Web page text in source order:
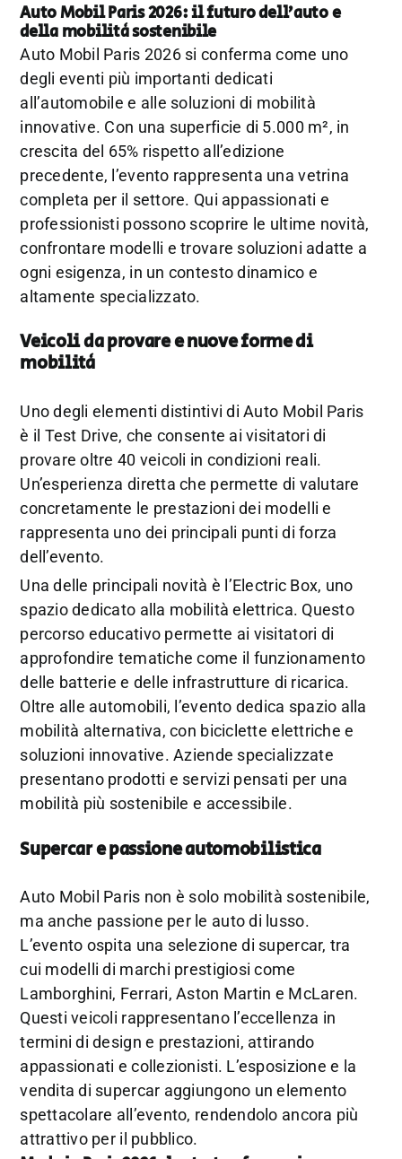
Auto Mobil Paris 2026: il futuro dell’auto e
della mobilità sostenibile
Auto Mobil Paris 2026 si conferma come uno
degli eventi più importanti dedicati
all’automobile e alle soluzioni di mobilità
innovative. Con una superficie di 5.000 m², in
crescita del 65% rispetto all’edizione
precedente, l’evento rappresenta una vetrina
completa per il settore. Qui appassionati e
professionisti possono scoprire le ultime novità,
confrontare modelli e trovare soluzioni adatte a
ogni esigenza, in un contesto dinamico e
altamente specializzato.
Veicoli da provare e nuove forme di
mobilità
Uno degli elementi distintivi di Auto Mobil Paris
è il Test Drive, che consente ai visitatori di
provare oltre 40 veicoli in condizioni reali.
Un’esperienza diretta che permette di valutare
concretamente le prestazioni dei modelli e
rappresenta uno dei principali punti di forza
dell’evento.
Una delle principali novità è l’Electric Box, uno
spazio dedicato alla mobilità elettrica. Questo
percorso educativo permette ai visitatori di
approfondire tematiche come il funzionamento
delle batterie e delle infrastrutture di ricarica.
Oltre alle automobili, l’evento dedica spazio alla
mobilità alternativa, con biciclette elettriche e
soluzioni innovative. Aziende specializzate
presentano prodotti e servizi pensati per una
mobilità più sostenibile e accessibile.
Supercar e passione automobilistica
Auto Mobil Paris non è solo mobilità sostenibile,
ma anche passione per le auto di lusso.
L’evento ospita una selezione di supercar, tra
cui modelli di marchi prestigiosi come
Lamborghini, Ferrari, Aston Martin e McLaren.
Questi veicoli rappresentano l’eccellenza in
termini di design e prestazioni, attirando
appassionati e collezionisti. L’esposizione e la
vendita di supercar aggiungono un elemento
spettacolare all’evento, rendendolo ancora più
attrattivo per il pubblico.